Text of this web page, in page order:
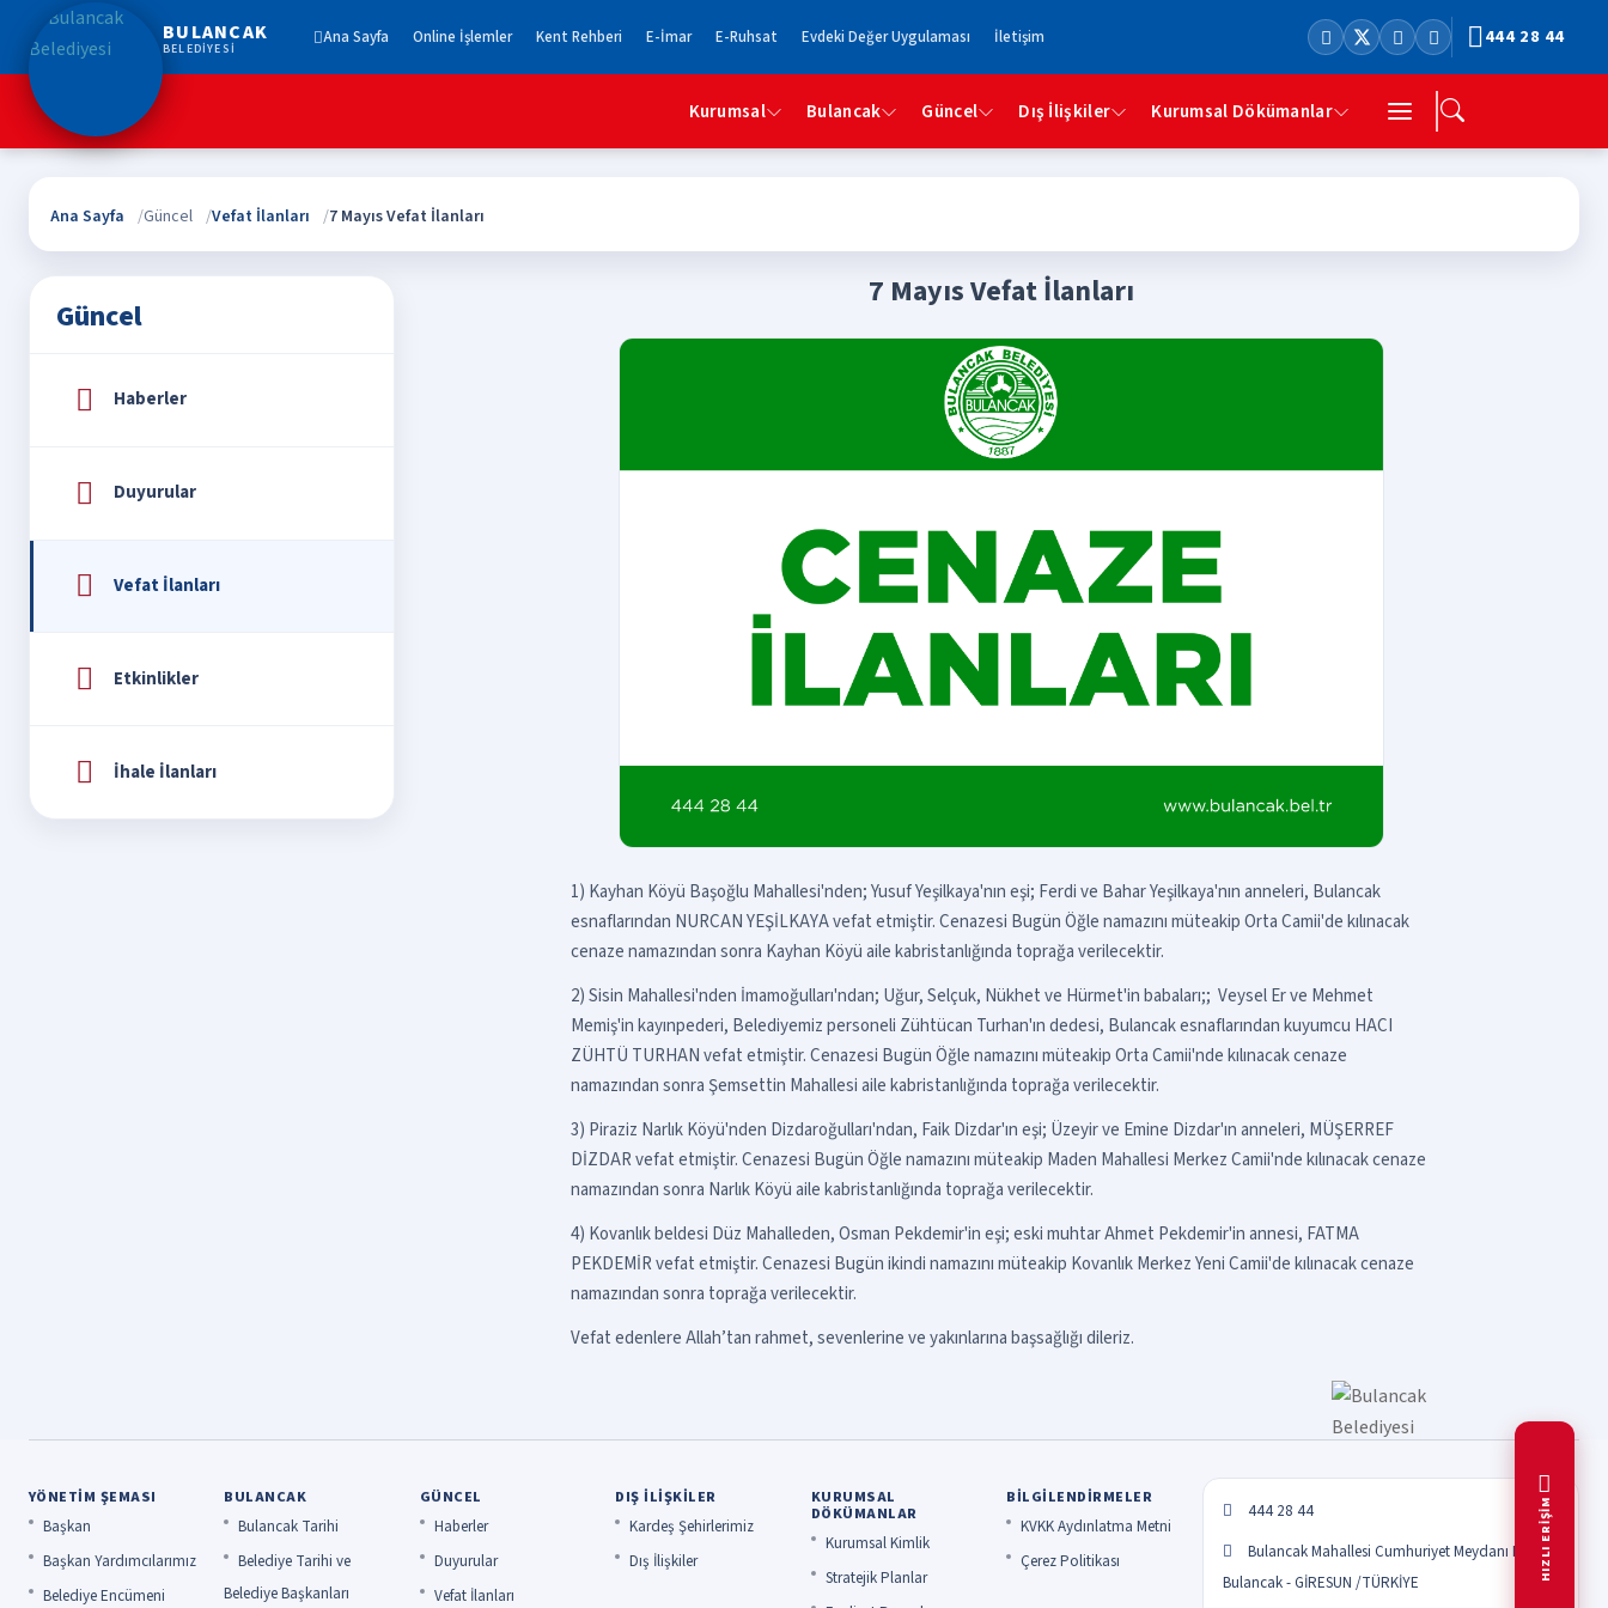
BULANCAK
BELEDİYESİ
Ana Sayfa Online İşlemler Kent Rehberi E-İmar E-Ruhsat Evdeki Değer Uygulaması İletişim 444 28 44
Kurumsal Bulancak Güncel Dış İlişkiler Kurumsal Dökümanlar
Ana Sayfa Güncel Vefat İlanları 7 Mayıs Vefat İlanları
Güncel
Haberler
Duyurular
Vefat İlanları
Etkinlikler
İhale İlanları
7 Mayıs Vefat İlanları
1) Kayhan Köyü Başoğlu Mahallesi'nden; Yusuf Yeşilkaya'nın eşi; Ferdi ve Bahar Yeşilkaya'nın anneleri, Bulancak
esnaflarından NURCAN YEŞİLKAYA vefat etmiştir. Cenazesi Bugün Öğle namazını müteakip Orta Camii'de kılınacak
cenaze namazından sonra Kayhan Köyü aile kabristanlığında toprağa verilecektir.
2) Sisin Mahallesi'nden İmamoğulları'ndan; Uğur, Selçuk, Nükhet ve Hürmet'in babaları;; Veysel Er ve Mehmet
Memiş'in kayınpederi, Belediyemiz personeli Zühtücan Turhan'ın dedesi, Bulancak esnaflarından kuyumcu HACI
ZÜHTÜ TURHAN vefat etmiştir. Cenazesi Bugün Öğle namazını müteakip Orta Camii'nde kılınacak cenaze
namazından sonra Şemsettin Mahallesi aile kabristanlığında toprağa verilecektir.
3) Piraziz Narlık Köyü'nden Dizdaroğulları'ndan, Faik Dizdar'ın eşi; Üzeyir ve Emine Dizdar'ın anneleri, MÜŞERREF
DİZDAR vefat etmiştir. Cenazesi Bugün Öğle namazını müteakip Maden Mahallesi Merkez Camii'nde kılınacak cenaze
namazından sonra Narlık Köyü aile kabristanlığında toprağa verilecektir.
4) Kovanlık beldesi Düz Mahalleden, Osman Pekdemir'in eşi; eski muhtar Ahmet Pekdemir'in annesi, FATMA
PEKDEMİR vefat etmiştir. Cenazesi Bugün ikindi namazını müteakip Kovanlık Merkez Yeni Camii'de kılınacak cenaze
namazından sonra toprağa verilecektir.
Vefat edenlere Allah’tan rahmet, sevenlerine ve yakınlarına başsağlığı dileriz.
YÖNETIM ŞEMASI
Başkan
Başkan Yardımcılarımız
Belediye Encümeni
BULANCAK
Bulancak Tarihi
Belediye Tarihi ve
Belediye Başkanları
GÜNCEL
Haberler
Duyurular
Vefat İlanları
DIŞ İLIŞKILER
Kardeş Şehirlerimiz
Dış İlişkiler
KURUMSAL
DÖKÜMANLAR
Kurumsal Kimlik
Stratejik Planlar
BILGILENDIRMELER
KVKK Aydınlatma Metni
Çerez Politikası
444 28 44
Bulancak Mahallesi Cumhuriyet Meydanı No:1
Bulancak - GİRESUN /TÜRKİYE
HIZLI ERİŞİM